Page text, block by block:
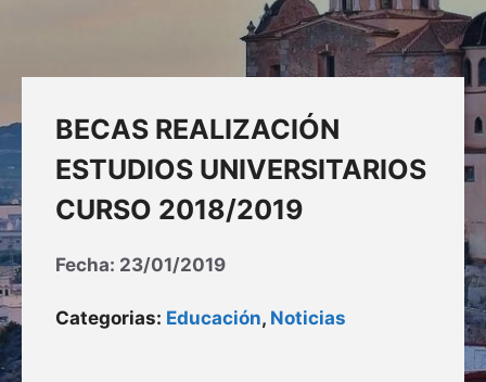
BECAS REALIZACIÓN
ESTUDIOS UNIVERSITARIOS
CURSO 2018/2019
Fecha: 23/01/2019
Categorias: Educación, Noticias